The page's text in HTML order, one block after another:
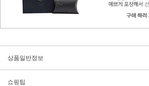
상품일반정보
쇼핑팁